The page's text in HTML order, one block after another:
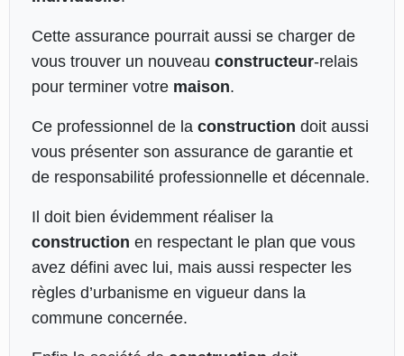
Cette assurance pourrait aussi se charger de
vous trouver un nouveau constructeur-relais
pour terminer votre maison.
Ce professionnel de la construction doit aussi
vous présenter son assurance de garantie et
de responsabilité professionnelle et décennale.
Il doit bien évidemment réaliser la
construction en respectant le plan que vous
avez défini avec lui, mais aussi respecter les
règles d’urbanisme en vigueur dans la
commune concernée.